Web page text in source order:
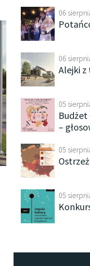
06
06
Alejki
05
–
05
05